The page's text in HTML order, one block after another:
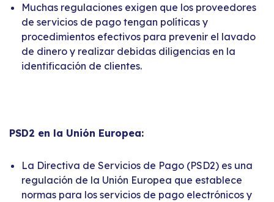
Muchas regulaciones exigen que los proveedores
de servicios de pago tengan políticas y
procedimientos efectivos para prevenir el lavado
de dinero y realizar debidas diligencias en la
identificación de clientes.
PSD2 en la Unión Europea:
La Directiva de Servicios de Pago (PSD2) es una
regulación de la Unión Europea que establece
normas para los servicios de pago electrónicos y